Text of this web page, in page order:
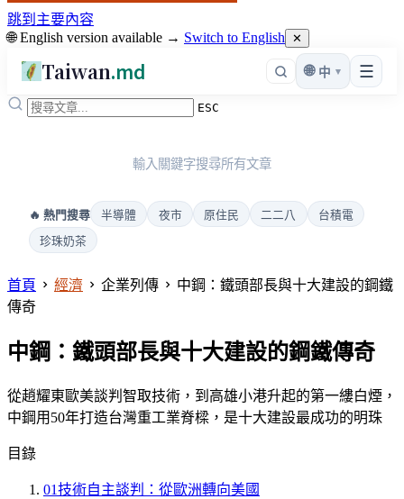
跳到主要內容
🌐 English version available → Switch to English ✕
Taiwan.md ☰
🌐 中 ▾
ESC
輸入關鍵字搜尋所有文章
🔥 熱門搜尋 半導體 夜市 原住民 二二八
台積電
珍珠奶茶
首頁 經濟 企業列傳
中鋼：鐵頭部長與十大建設的鋼鐵
傳奇
中鋼：鐵頭部長與十大建設的鋼鐵傳奇
從趙耀東歐美談判智取技術，到高雄小港升起的第一縷白煙，
中鋼用50年打造台灣重工業脊樑，是十大建設最成功的明珠
目錄
01技術自主談判：從歐洲轉向美國